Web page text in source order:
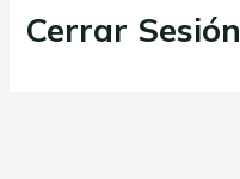
Cerrar Sesión